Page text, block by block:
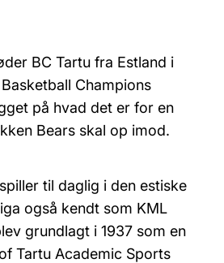
BC Tartu fra Estland i
Champions
på hvad det er for en
Bears skal op imod.
til daglig i den estiske
også kendt som KML
grundlagt i 1937 som en
Tartu Academic Sports